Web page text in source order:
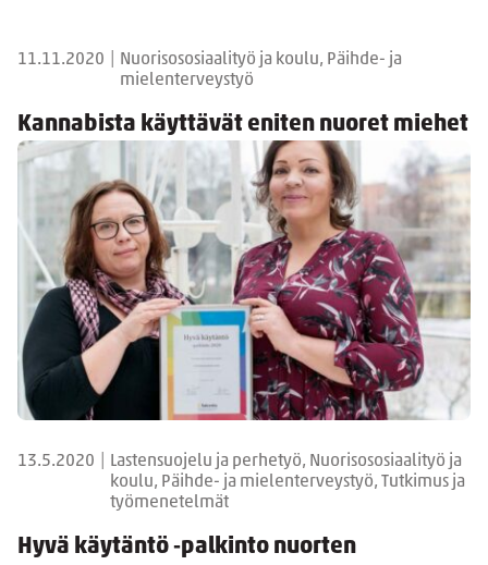
11.11.2020
Nuorisososiaalityö ja koulu, Päihde- ja
mielenterveystyö
Kannabista käyttävät eniten nuoret miehet
13.5.2020
Lastensuojelu ja perhetyö, Nuorisososiaalityö ja
koulu, Päihde- ja mielenterveystyö, Tutkimus ja
työmenetelmät
Hyvä käytäntö ‑palkinto nuorten